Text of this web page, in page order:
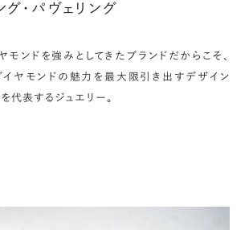
グ・パヴェリング
ンドを強みとしてきたブランドだからこそ、
イヤモンドの魅力を最大限引き出すデザイン
代表するジュエリー。